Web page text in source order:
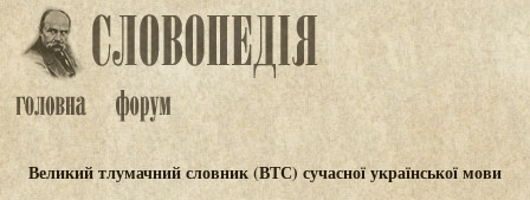
Великий тлумачний словник (ВТС) сучасної української мови